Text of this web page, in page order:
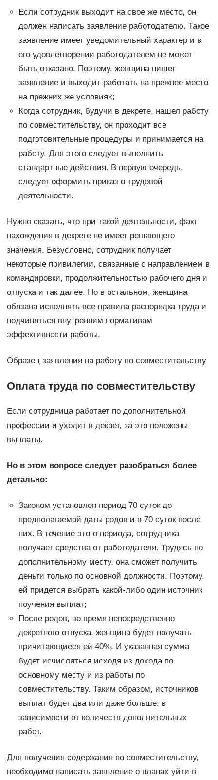
Если сотрудник выходит на свое же место, он
должен написать заявление работодателю. Такое
заявление имеет уведомительный характер и в
его удовлетворении работодателем не может
быть отказано. Поэтому, женщина пишет
заявление и выходит работать на прежнее место
на прежних же условиях;
Когда сотрудник, будучи в декрете, нашел работу
по совместительству, он проходит все
подготовительные процедуры и принимается на
работу. Для этого следует выполнить
стандартные действия. В первую очередь,
следует оформить приказ о трудовой
деятельности.
Нужно сказать, что при такой деятельности, факт
нахождения в декрете не имеет решающего
значения. Безусловно, сотрудник получает
некоторые привилегии, связанные с направлением в
командировки, продолжительностью рабочего дня и
отпуска и так далее. Но в остальном, женщина
обязана исполнять все правила распорядка труда и
подчиняться внутренним нормативам
эффективности работы.
Образец заявления на работу по совместительству
Оплата труда по совместительству
Если сотрудница работает по дополнительной
профессии и уходит в декрет, за это положены
выплаты.
Но в этом вопросе следует разобраться более
детально:
Законом установлен период 70 суток до
предполагаемой даты родов и в 70 суток после
них. В течение этого периода, сотрудника
получает средства от работодателя. Трудясь по
дополнительному месту, она сможет получить
деньги только по основной должности. Поэтому,
ей придется выбрать какой-либо один источник
поучения выплат;
После родов, во время непосредственно
декретного отпуска, женщина будет получать
причитающиеся ей 40%. И указанная сумма
будет исчисляться исходя из дохода по
основному месту и из работы по
совместительству. Таким образом, источников
выплат будет два или даже больше, в
зависимости от количеств дополнительных
работ.
Для получения содержания по совместительству,
необходимо написать заявление о планах уйти в